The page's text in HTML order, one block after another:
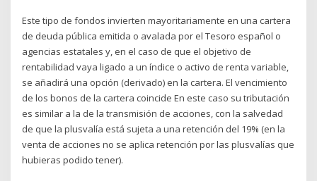
Este tipo de fondos invierten mayoritariamente en una cartera
de deuda pública emitida o avalada por el Tesoro español o
agencias estatales y, en el caso de que el objetivo de
rentabilidad vaya ligado a un índice o activo de renta variable,
se añadirá una opción (derivado) en la cartera. El vencimiento
de los bonos de la cartera coincide En este caso su tributación
es similar a la de la transmisión de acciones, con la salvedad
de que la plusvalía está sujeta a una retención del 19% (en la
venta de acciones no se aplica retención por las plusvalías que
hubieras podido tener).